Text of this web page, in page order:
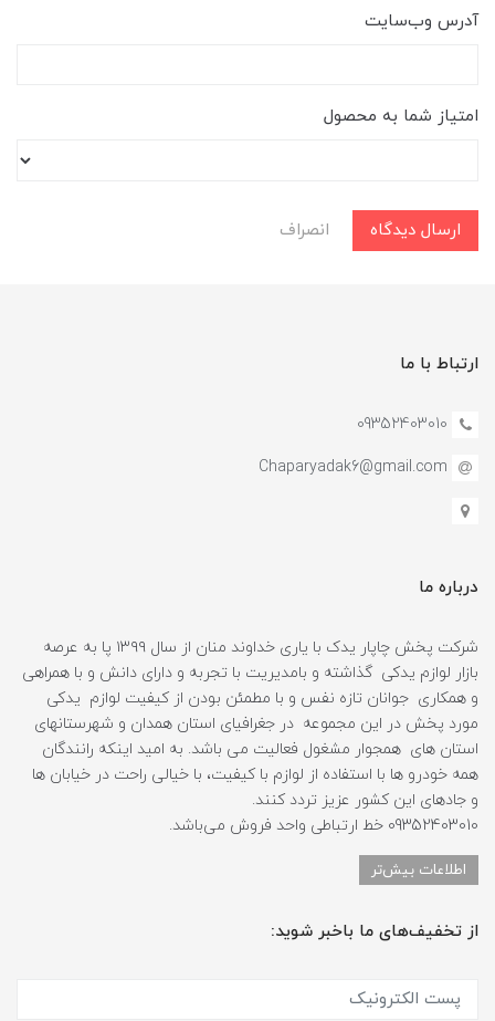
آدرس وب‌سایت
امتیاز شما به محصول
ارسال دیدگاه انصراف
ارتباط با ما
09352403010
Chaparyadak6@gmail.com
درباره ما
شرکت پخش چاپار یدک با یاری خداوند منان از سال ۱۳۹۹ پا به عرصه
بازار لوازم یدکی گذاشته و بامدیریت با تجربه و دارای دانش و با همراهی
و همکاری جوانان تازه نفس و با مطمئن بودن از کیفیت لوازم یدکی
مورد پخش در این مجموعه در جغرافیای استان همدان و شهرستانهای
استان های همجوار مشغول فعالیت می باشد. به امید اینکه رانندگان
همه خودرو ها با استفاده از لوازم با کیفیت، با خیالی راحت در خیابان ها
و جادهای این کشور عزیز تردد کنند.
09352403010 خط ارتباطی واحد فروش می‌باشد.
اطلاعات بیش‌تر
از تخفیف‌های ما باخبر شوید: